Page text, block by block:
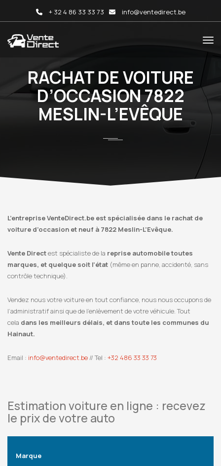
+ 32 4 86 33 33 73 info@ventedirect.be
RACHAT DE VOITURE
D’OCCASION 7822
MESLIN-L’EVÊQUE
L’entreprise VenteDirect.be est spécialisée dans le rachat de
voiture d’occasion et neuf à 7822 Meslin-L’Evêque.
Vente Directest spécialiste de la reprise automobile toutes
marques, et quelque soit l’état (même en panne, accidenté, sans
contrôle technique).
Vendez nous votre voiture en tout confiance, nous nous occupons de
l’administratif ainsi que de l’enlèvement de votre véhicule. Tout
cela dans les meilleurs délais, et dans toute les communes du
Hainaut.
Email : info@ventedirect.be // Tel : +32 486 33 33 73
Estimation voiture en ligne : recevez
le prix de votre auto
Marque